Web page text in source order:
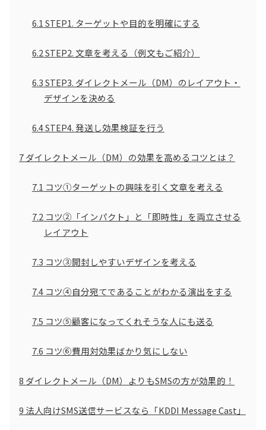
6.1 STEP1. ターゲットや目的を明確にする
6.2STEP2. 文章を考える（例文もご紹介）
6.3STEP3. ダイレクトメール（DM）のレイアウト・
デザインを決める
6.4STEP4. 発送し効果検証を行う
7ダイレクトメール（DM）の効果を高めるコツとは？
7.1 コツ①ターゲットの興味を引く文章を考える
7.2 コツ②「インパクト」と「即時性」を両立させる
レイアウト
7.3 コツ③開封しやすいデザインを考える
7.4コツ④自分宛てであることがわかる演出をする
7.5 コツ⑤顧客になってくれそうな人にも送る
7.6 コツ⑥費用対効果ばかり気にしない
8 ダイレクトメール（DM）よりもSMSの方が効果的！
9 法人向けSMS送信サービスなら「KDDI Message Cast」